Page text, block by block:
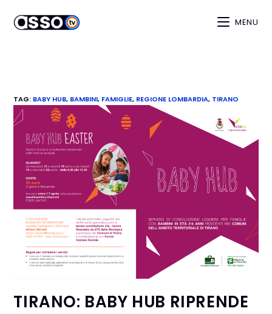
MENU
TAG: BABY HUB, BAMBINI, FAMIGLIE, REGIONE LOMBARDIA, TIRANO
TIRANO: BABY HUB RIPRENDE